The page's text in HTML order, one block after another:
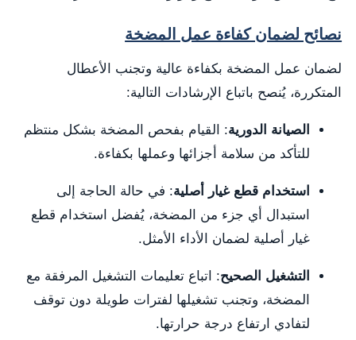
نصائح لضمان كفاءة عمل المضخة
لضمان عمل المضخة بكفاءة عالية وتجنب الأعطال
المتكررة، يُنصح باتباع الإرشادات التالية:
الصيانة الدورية: القيام بفحص المضخة بشكل منتظم
للتأكد من سلامة أجزائها وعملها بكفاءة.
استخدام قطع غيار أصلية: في حالة الحاجة إلى
استبدال أي جزء من المضخة، يُفضل استخدام قطع
غيار أصلية لضمان الأداء الأمثل.
التشغيل الصحيح: اتباع تعليمات التشغيل المرفقة مع
المضخة، وتجنب تشغيلها لفترات طويلة دون توقف
لتفادي ارتفاع درجة حرارتها.